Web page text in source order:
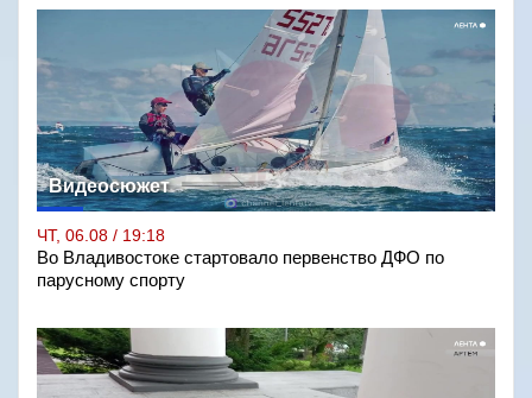
Видеосюжет
ЧТ, 06.08 / 19:18
Во Владивостоке стартовало первенство ДФО по
парусному спорту